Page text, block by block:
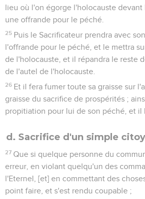
lieu où l'on égorge l'holocauste devant
une offrande pour le péché.
25 Puis le Sacrificateur prendra avec
l'offrande pour le péché, et le mettra
de l'holocauste, et il répandra le reste
de l'autel de l'holocauste.
26 Et il fera fumer toute sa graisse sur
graisse du sacrifice de prospérités ;
propitiation pour lui de son péché, et il
d. Sacrifice d'un simple
27 Que si quelque personne du
erreur, en violant quelqu'un des
l'Eternel, [et] en commettant des
point faire, et s'est rendu coupable ;